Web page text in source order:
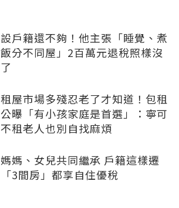
設戶籍還不夠！他主張「睡覺、煮
飯分不同屋」2百萬元退稅照樣沒
了
租屋市場多殘忍老了才知道！包租
公曝「有小孩家庭是首選」：寧可
不租老人也別自找麻煩
媽媽、女兒共同繼承 戶籍這樣遷
「3間房」都享自住優稅